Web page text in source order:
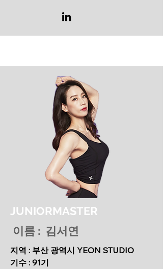
JUNIORMASTER
이름 : 김서연
지역 : 부산 광역시 YEON STUDIO
기수 : 91기